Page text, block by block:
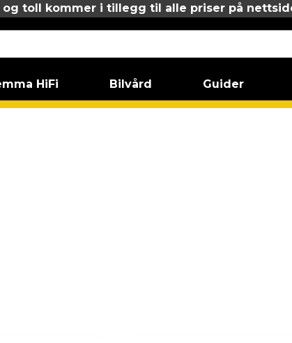
og toll kommer i tillegg til alle priser på
HiFi Bilvård Guider